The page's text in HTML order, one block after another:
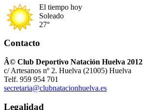
El tiempo hoy
Soleado
27°
Contacto
Â© Club Deportivo Natación Huelva 2012
c/ Artesanos nº 2. Huelva (21005) Huelva
Telf. 959 954 701
secretaria@clubnatacionhuelva.es
Legalidad